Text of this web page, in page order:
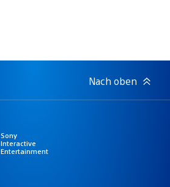
Nach oben
Sony
Interactive
Entertainment